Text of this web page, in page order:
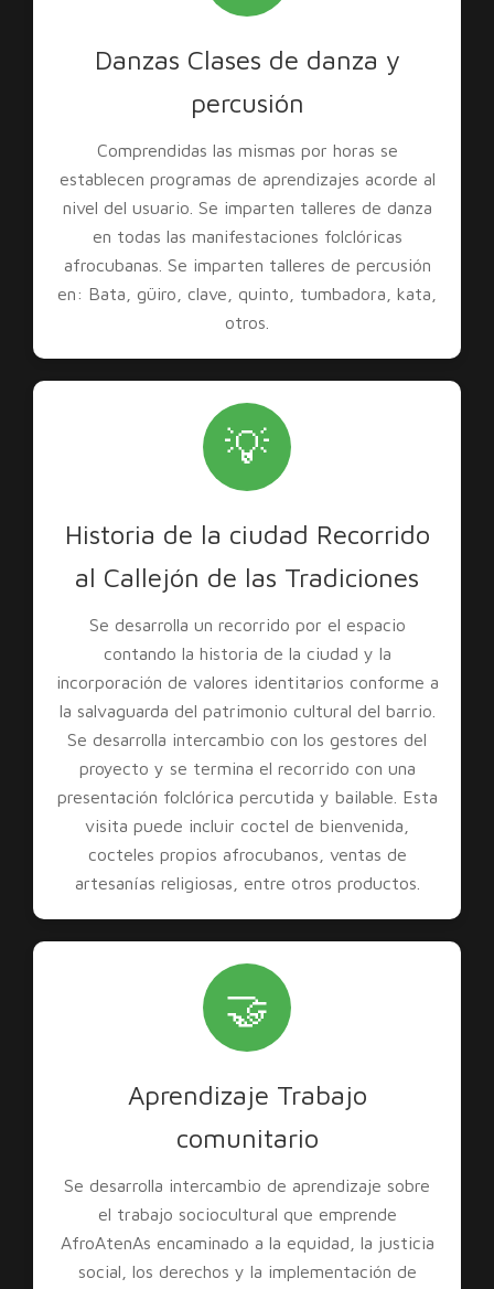
Danzas Clases de danza y
percusión
Comprendidas las mismas por horas se
establecen programas de aprendizajes acorde al
nivel del usuario. Se imparten talleres de danza
en todas las manifestaciones folclóricas
afrocubanas. Se imparten talleres de percusión
en: Bata, güiro, clave, quinto, tumbadora, kata,
otros.
💡
Historia de la ciudad Recorrido
al Callejón de las Tradiciones
Se desarrolla un recorrido por el espacio
contando la historia de la ciudad y la
incorporación de valores identitarios conforme a
la salvaguarda del patrimonio cultural del barrio.
Se desarrolla intercambio con los gestores del
proyecto y se termina el recorrido con una
presentación folclórica percutida y bailable. Esta
visita puede incluir coctel de bienvenida,
cocteles propios afrocubanos, ventas de
artesanías religiosas, entre otros productos.
🤝
Aprendizaje Trabajo
comunitario
Se desarrolla intercambio de aprendizaje sobre
el trabajo sociocultural que emprende
AfroAtenAs encaminado a la equidad, la justicia
social, los derechos y la implementación de